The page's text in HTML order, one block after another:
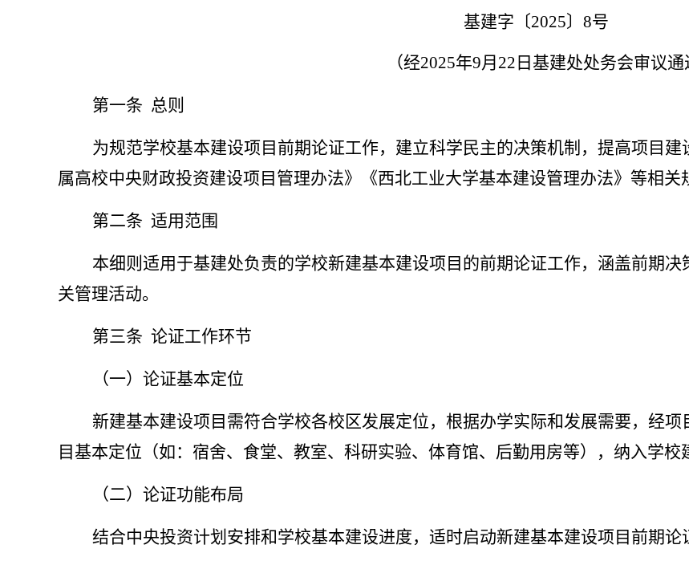
基建字〔2025〕8号
（经2025年9月22日基建处处务会审议通
第一条 总则
为规范学校基本建设项目前期论证工作，建立科学民主的决策机制，提高项目
属高校中央财政投资建设项目管理办法》《西北工业大学基本建设管理办法》等相关
第二条 适用范围
本细则适用于基建处负责的学校新建基本建设项目的前期论证工作，涵盖前期
关管理活动。
第三条 论证工作环节
（一）论证基本定位
新建基本建设项目需符合学校各校区发展定位，根据办学实际和发展需要，经
目基本定位（如：宿舍、食堂、教室、科研实验、体育馆、后勤用房等），纳入学校
（二）论证功能布局
结合中央投资计划安排和学校基本建设进度，适时启动新建基本建设项目前期论